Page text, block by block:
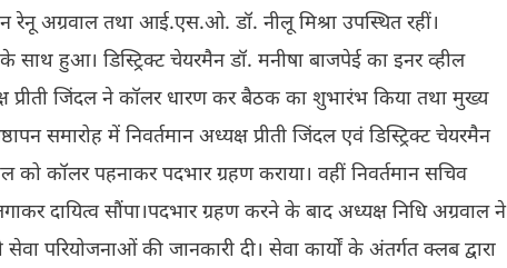
रेनू अग्रवाल तथा आई.एस.ओ. डॉ. नीलू मिश्रा उपस्थित रहीं।
साथ हुआ। डिस्ट्रिक्ट चेयरमैन डॉ. मनीषा बाजपेई का इनर व्हील
प्रीती जिंदल ने कॉलर धारण कर बैठक का शुभारंभ किया तथा मुख्य
समारोह में निवर्तमान अध्यक्ष प्रीती जिंदल एवं डिस्ट्रिक्ट चेयरमैन
को कॉलर पहनाकर पदभार ग्रहण कराया। वहीं निवर्तमान सचिव
दायित्व सौंपा।पदभार ग्रहण करने के बाद अध्यक्ष निधि अग्रवाल ने
परियोजनाओं की जानकारी दी। सेवा कार्यों के अंतर्गत क्लब द्वारा